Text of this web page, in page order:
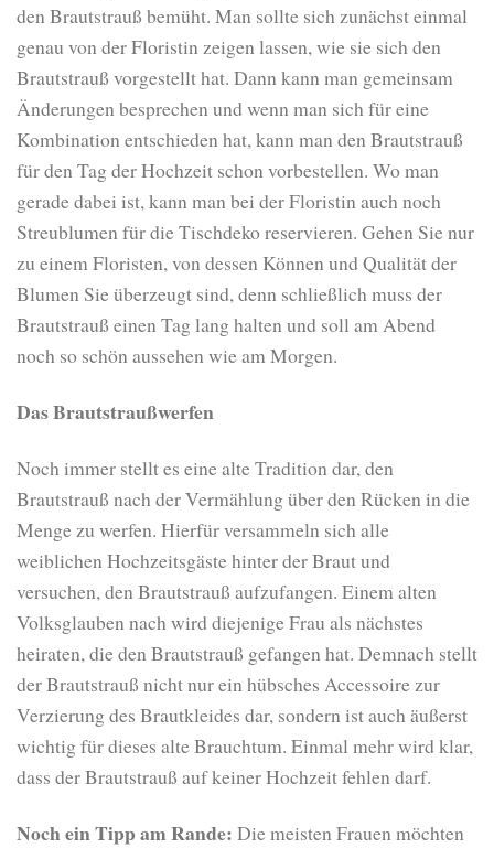
den Brautstrauß bemüht. Man sollte sich zunächst einmal
genau von der Floristin zeigen lassen, wie sie sich den
Brautstrauß vorgestellt hat. Dann kann man gemeinsam
Änderungen besprechen und wenn man sich für eine
Kombination entschieden hat, kann man den Brautstrauß
für den Tag der Hochzeit schon vorbestellen. Wo man
gerade dabei ist, kann man bei der Floristin auch noch
Streublumen für die Tischdeko reservieren. Gehen Sie nur
zu einem Floristen, von dessen Können und Qualität der
Blumen Sie überzeugt sind, denn schließlich muss der
Brautstrauß einen Tag lang halten und soll am Abend
noch so schön aussehen wie am Morgen.
Das Brautstraußwerfen
Noch immer stellt es eine alte Tradition dar, den
Brautstrauß nach der Vermählung über den Rücken in die
Menge zu werfen. Hierfür versammeln sich alle
weiblichen Hochzeitsgäste hinter der Braut und
versuchen, den Brautstrauß aufzufangen. Einem alten
Volksglauben nach wird diejenige Frau als nächstes
heiraten, die den Brautstrauß gefangen hat. Demnach stellt
der Brautstrauß nicht nur ein hübsches Accessoire zur
Verzierung des Brautkleides dar, sondern ist auch äußerst
wichtig für dieses alte Brauchtum. Einmal mehr wird klar,
dass der Brautstrauß auf keiner Hochzeit fehlen darf.
Noch ein Tipp am Rande: Die meisten Frauen möchten